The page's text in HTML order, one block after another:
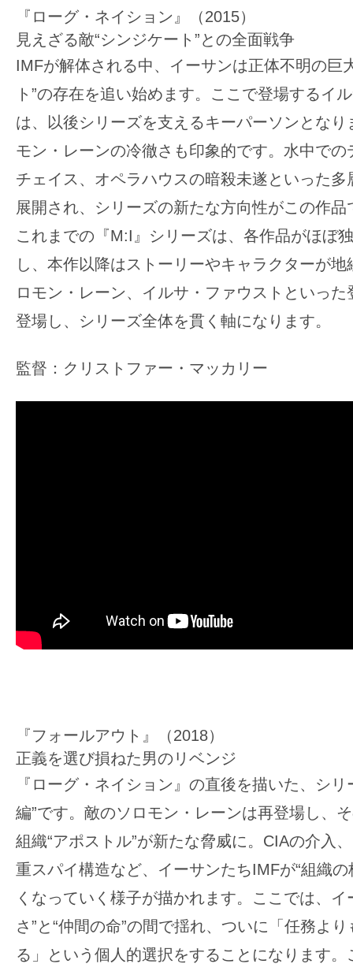
『ローグ・ネイション』（2015）
見えざる敵“シンジケート”との全面戦争
IMFが解体される中、イーサンは正体不明の巨
ト”の存在を追い始めます。ここで登場するイ
は、以後シリーズを支えるキーパーソンとな
モン・レーンの冷徹さも印象的です。水中で
チェイス、オペラハウスの暗殺未遂といった
展開され、シリーズの新たな方向性がこの作
これまでの『M:I』シリーズは、各作品がほぼ
し、本作以降はストーリーやキャラクターが
ロモン・レーン、イルサ・ファウストといっ
登場し、シリーズ全体を貫く軸になります。
監督：クリストファー・マッカリー
『フォールアウト』（2018）
正義を選び損ねた男のリベンジ
『ローグ・ネイション』の直後を描いた、シリ
編”です。敵のソロモン・レーンは再登場し、
組織“アポストル”が新たな脅威に。CIAの介入
重スパイ構造など、イーサンたちIMFが“組織の
くなっていく様子が描かれます。ここでは、イ
さ”と“仲間の命”の間で揺れ、ついに「任務よ
る」という個人的選択をすることになります